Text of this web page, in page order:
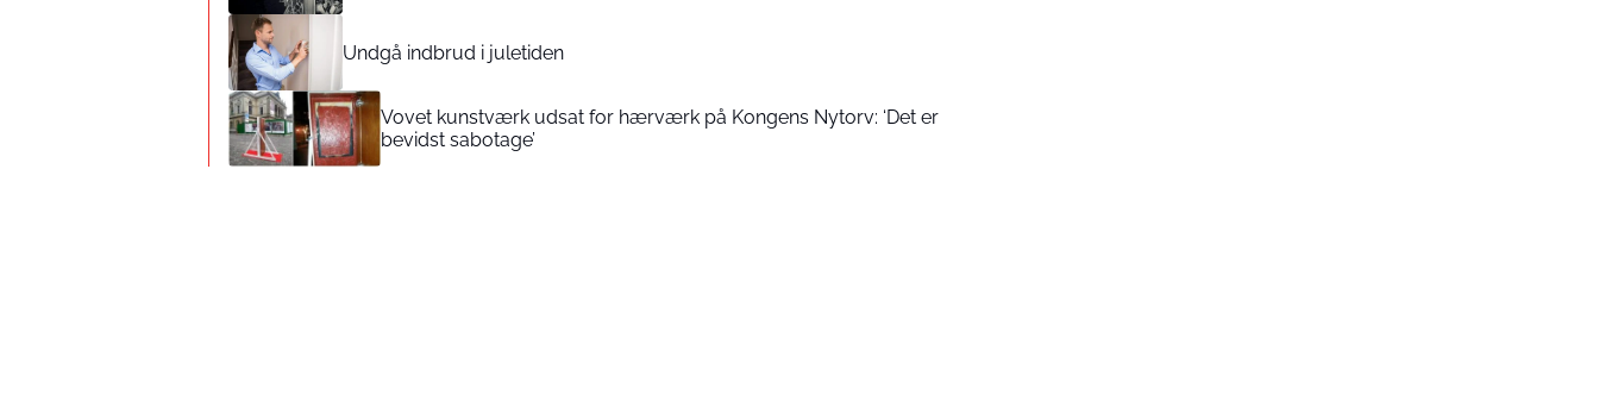
Undgå indbrud i juletiden
Vovet kunstværk udsat for hærværk på Kongens Nytorv: ‘Det er
bevidst sabotage’